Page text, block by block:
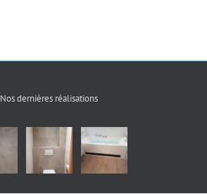
Nos dernières réalisations